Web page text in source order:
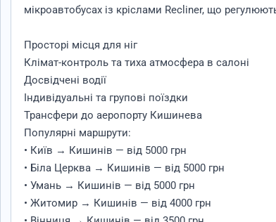
мікроавтобусах із кріслами Recliner, що
Просторі місця для ніг
Клімат-контроль та тиха атмосфера в салоні
Досвідчені водії
Індивідуальні та групові поїздки
Трансфери до аеропорту Кишинева
Популярні маршрути:
• Київ → Кишинів — від 5000 грн
• Біла Церква → Кишинів — від 5000 грн
• Умань → Кишинів — від 5000 грн
• Житомир → Кишинів — від 4000 грн